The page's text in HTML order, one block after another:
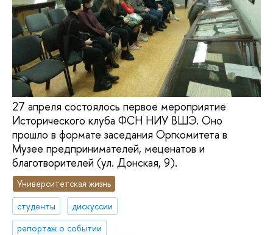
27 апреля состоялось первое мероприятие
Исторического клуба ФСН НИУ ВШЭ. Оно
прошло в формате заседания Оргкомитета в
Музее предпринимателей, меценатов и
благотворителей (ул. Донская, 9).
Университетская жизнь
студенты
дискуссии
репортаж о событии